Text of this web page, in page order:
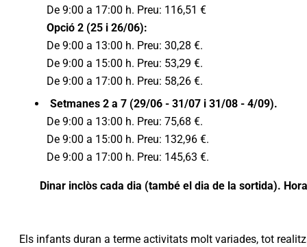
De 9:00 a 17:00 h. Preu: 116,51 €
Opció 2 (25 i 26/06):
De 9:00 a 13:00 h. Preu: 30,28 €.
De 9:00 a 15:00 h. Preu: 53,29 €.
De 9:00 a 17:00 h. Preu: 58,26 €.
Setmanes 2 a 7 (29/06 - 31/07 i 31/08 - 4/09).
De 9:00 a 13:00 h. Preu: 75,68 €.
De 9:00 a 15:00 h. Preu: 132,96 €.
De 9:00 a 17:00 h. Preu: 145,63 €.
Dinar inclòs cada dia (també el dia de la sortida).
Els infants duran a terme activitats molt variades, tot